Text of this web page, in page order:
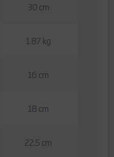
30 cm
1.87 kg
16 cm
18 cm
22.5 cm